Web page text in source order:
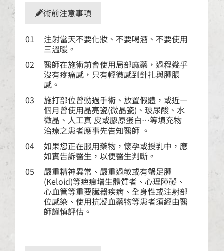
術前注意事項
01
注射當天不要化妝、不要喝酒、不要使用
三溫暖。
02
醫師在施術前會使用局部麻藥，過程幾乎
沒有疼痛感，只有輕微感到針扎與腫脹
感。
03
施打部位曾動過手術、放置假體，或近㇐
個月曾使用晶亮瓷(微晶瓷)、玻尿酸、水
微晶、人工真 皮或膠原蛋白…等填充物
治療之患者應事先告知醫師 。
04
如果您正在服用藥物，懷孕或授乳中，應
如實告訴醫生，以便醫生判斷。
05
嚴重精神異常、嚴重過敏或有蟹足腫
(Keloid)等疤痕增生體質者、心理障礙、
心血管等重要臟器疾病、全身性或注射部
位感染、使用抗凝血藥物等患者須經由醫
師謹慎評估。